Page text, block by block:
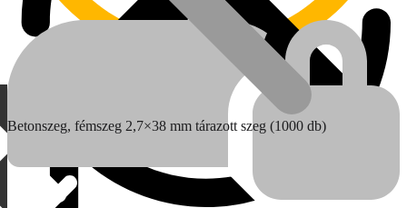
Betonszeg, fémszeg 2,7×38 mm tárazott szeg (1000 db)